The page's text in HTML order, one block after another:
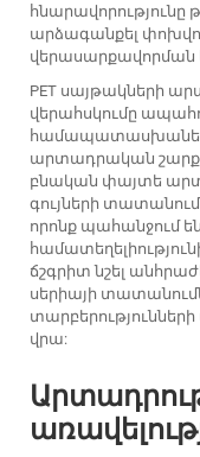
հնարավորությունը
արձագանքել
վերասարքավորման
PET սայթակների
վերահսկումը
արտադրական
բնական փայտե
գույների
որոնք պահանջում
ճշգրիտ նշել
սերիայի
վրա: